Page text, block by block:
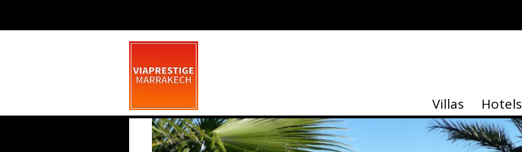
Villas Hotels
Magnifique Villa au pied de l’Atlas, 5 chambres